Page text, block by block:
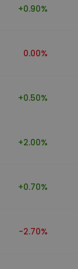
+0.90%
0.00%
+0.50%
+2.00%
+0.70%
-2.70%